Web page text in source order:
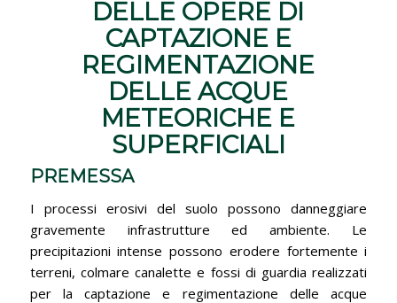
DELLE OPERE DI
CAPTAZIONE E
REGIMENTAZIONE
DELLE ACQUE
METEORICHE E
SUPERFICIALI
PREMESSA
I processi erosivi del suolo possono danneggiare
gravemente infrastrutture ed ambiente. Le
precipitazioni intense possono erodere fortemente i
terreni, colmare canalette e fossi di guardia realizzati
per la captazione e regimentazione delle acque